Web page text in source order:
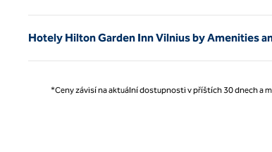
Hotely Hilton Garden Inn Vilnius by Amenities
*Ceny závisí na aktuální dostupnosti v příštích 30 dnech a